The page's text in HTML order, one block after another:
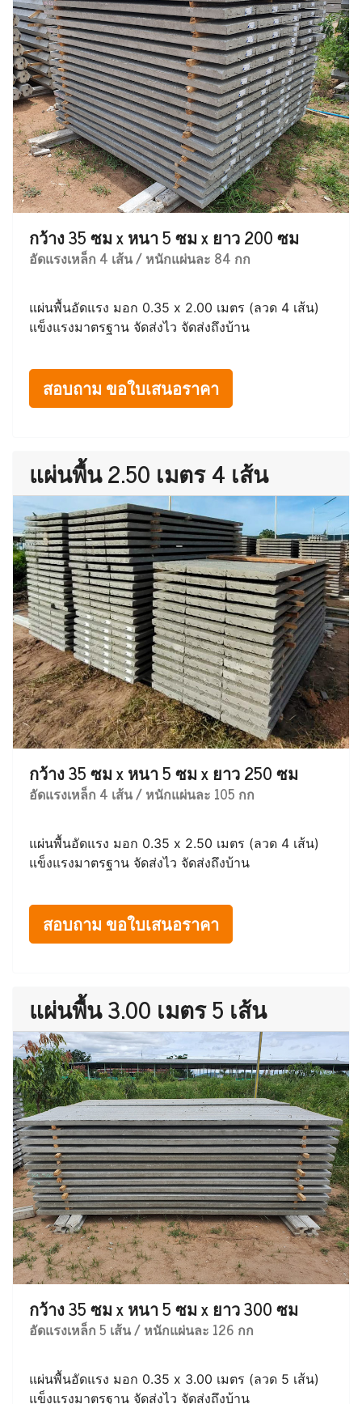
กว้าง 35 ซม x หนา 5 ซม x ยาว 200 ซม
อัดแรงเหล็ก 4 เส้น / หนักแผ่นละ 84 กก
แผ่นพื้นอัดแรง มอก 0.35 x 2.00 เมตร (ลวด 4 เส้น)
แข็งแรงมาตรฐาน จัดส่งไว จัดส่งถึงบ้าน
สอบถาม ขอใบเสนอราคา
แผ่นพื้น 2.50 เมตร 4 เส้น
กว้าง 35 ซม x หนา 5 ซม x ยาว 250 ซม
อัดแรงเหล็ก 4 เส้น / หนักแผ่นละ 105 กก
แผ่นพื้นอัดแรง มอก 0.35 x 2.50 เมตร (ลวด 4 เส้น)
แข็งแรงมาตรฐาน จัดส่งไว จัดส่งถึงบ้าน
สอบถาม ขอใบเสนอราคา
แผ่นพื้น 3.00 เมตร 5 เส้น
กว้าง 35 ซม x หนา 5 ซม x ยาว 300 ซม
อัดแรงเหล็ก 5 เส้น / หนักแผ่นละ 126 กก
แผ่นพื้นอัดแรง มอก 0.35 x 3.00 เมตร (ลวด 5 เส้น)
แข็งแรงมาตรฐาน จัดส่งไว จัดส่งถึงบ้าน